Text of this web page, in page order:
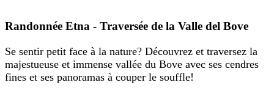
Randonnée Etna - Traversée de la Valle del Bove
Se sentir petit face à la nature? Découvrez et traversez la
majestueuse et immense vallée du Bove avec ses cendres
fines et ses panoramas à couper le souffle!